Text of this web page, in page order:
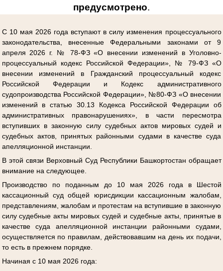
предусмотрено.
С 10 мая 2026 года вступают в силу изменения процессуального
законодательства, внесенные Федеральными законами от 9
апреля 2026 г. № 78-ФЗ «О внесении изменений в Уголовно-
процессуальный кодекс Российской Федерации», № 79-ФЗ «О
внесении изменений в Гражданский процессуальный кодекс
Российской Федерации и Кодекс административного
судопроизводства Российской Федерации», №80-ФЗ «О внесении
изменений в статью 30.13 Кодекса Российской Федерации об
административных правонарушениях», в части пересмотра
вступивших в законную силу судебных актов мировых судей и
судебных актов, принятых районными судами в качестве суда
апелляционной инстанции.
В этой связи Верховный Суд Республики Башкортостан обращает
внимание на следующее.
Производство по поданным до 10 мая 2026 года в Шестой
кассационный суд общей юрисдикции кассационным жалобам,
представлениям, жалобам и протестам на вступившие в законную
силу судебные акты мировых судей и судебные акты, принятые в
качестве суда апелляционной инстанции районными судами,
осуществляется по правилам, действовавшим на день их подачи,
то есть в прежнем порядке.
Начиная с 10 мая 2026 года: